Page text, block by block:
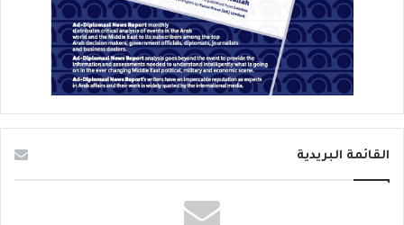
القائمة البريدية